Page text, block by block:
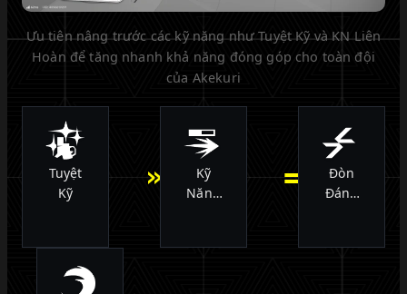
Ưu tiên nâng trước các kỹ năng như Tuyệt Kỹ và KN Liên
Hoàn để tăng nhanh khả năng đóng góp cho toàn đội
của Akekuri
Tuyệt
Kỹ
»
Kỹ
Năng
=
Đòn
Đánh